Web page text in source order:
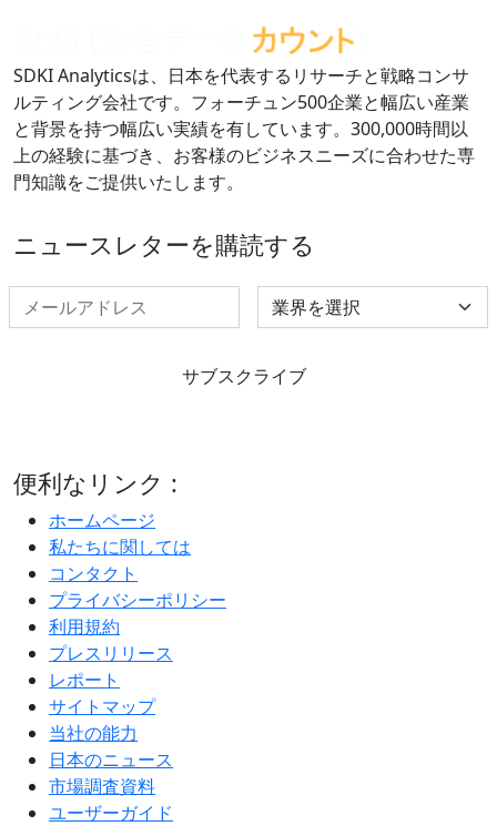
SDKI Analyticsは、日本を代表するリサーチと戦略コンサ
ルティング会社です。フォーチュン500企業と幅広い産業
と背景を持つ幅広い実績を有しています。300,000時間以
上の経験に基づき、お客様のビジネスニーズに合わせた専
門知識をご提供いたします。
ニュースレターを購読する
Select Industry
サブスクライブ
便利なリンク :
ホームページ
私たちに関しては
コンタクト
プライバシーポリシー
利用規約
プレスリリース
レポート
サイトマップ
当社の能力
日本のニュース
市場調査資料
ユーザーガイド